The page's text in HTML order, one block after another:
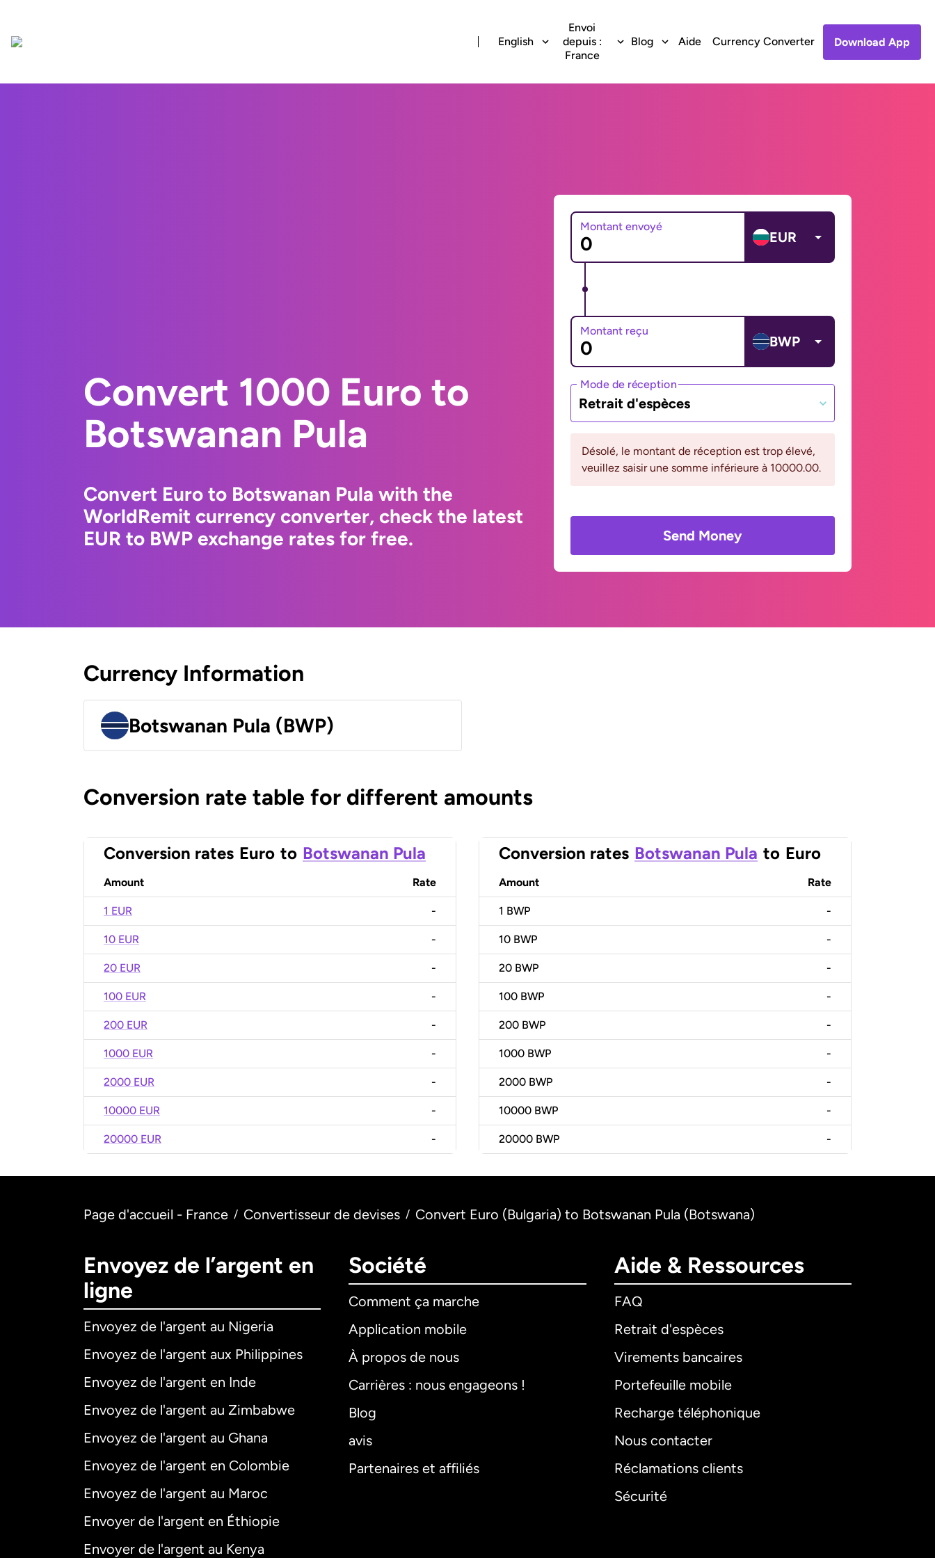
English
Envoi
depuis :
France
Blog Aide Currency Converter Download App
Convert 1000 Euro to
Botswanan Pula
Convert Euro to Botswanan Pula with the
WorldRemit currency converter, check the latest
EUR to BWP exchange rates for free.
Montant envoyé
EUR
Montant reçu
BWP
Mode de réception
Retrait d'espèces
Désolé, le montant de réception est trop élevé,
veuillez saisir une somme inférieure à 10000.00.
Send Money
Currency Information
Botswanan Pula (BWP)
Conversion rate table for different amounts
Conversion rates Euro to Botswanan Pula
Amount Rate
1 EUR -
10 EUR -
20 EUR -
100 EUR -
200 EUR -
1000 EUR -
2000 EUR -
10000 EUR -
20000 EUR -
Conversion rates Botswanan Pula to Euro
Amount Rate
1 BWP -
10 BWP -
20 BWP -
100 BWP -
200 BWP -
1000 BWP -
2000 BWP -
10000 BWP -
20000 BWP -
Page d'accueil - France / Convertisseur de devises / Convert Euro (Bulgaria) to Botswanan Pula (Botswana)
Envoyez de l’argent en
ligne
Envoyez de l'argent au Nigeria
Envoyez de l'argent aux Philippines
Envoyez de l'argent en Inde
Envoyez de l'argent au Zimbabwe
Envoyez de l'argent au Ghana
Envoyez de l'argent en Colombie
Envoyez de l'argent au Maroc
Envoyer de l'argent en Éthiopie
Envoyer de l'argent au Kenya
Société
Comment ça marche
Application mobile
À propos de nous
Carrières : nous engageons !
Blog
avis
Partenaires et affiliés
Aide & Ressources
FAQ
Retrait d'espèces
Virements bancaires
Portefeuille mobile
Recharge téléphonique
Nous contacter
Réclamations clients
Sécurité